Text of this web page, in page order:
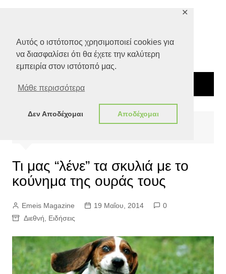
Αυτός ο ιστότοπος χρησιμοποιεί cookies για
να διασφαλίσει ότι θα έχετε την καλύτερη
εμπειρία στον ιστότοπό μας.
Μάθε περισσότερα
Δεν Αποδέχομαι Αποδέχομαι
✕
Τι μας “λένε” τα σκυλιά με το
κούνημα της ουράς τους
Emeis Magazine 19 Μαΐου, 2014
0
Διεθνή
Ειδήσεις